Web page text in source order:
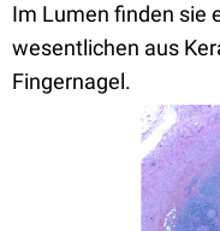
Im Lumen finden sie
wesentlichen aus
Fingernagel.